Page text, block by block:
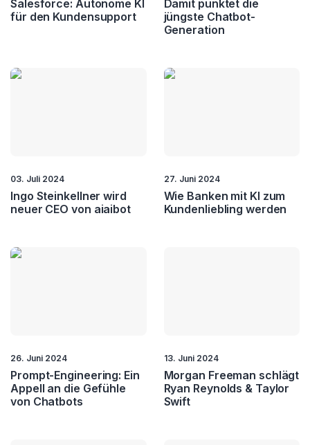
Salesforce: Autonome KI
für den Kundensupport
Damit punktet die
jüngste Chatbot-
Generation
03. Juli 2024
Ingo Steinkellner wird
neuer CEO von aiaibot
27. Juni 2024
Wie Banken mit KI zum
Kundenliebling werden
26. Juni 2024
Prompt-Engineering: Ein
Appell an die Gefühle
von Chatbots
13. Juni 2024
Morgan Freeman schlägt
Ryan Reynolds & Taylor
Swift